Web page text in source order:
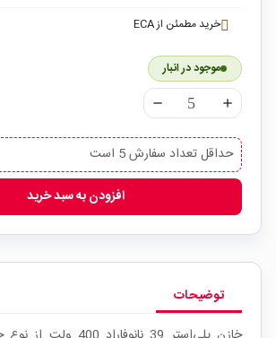
خرید مطمئن از ECA
موجود در انبار
remove add
حداقل تعداد سفارش 5 است
افزودن به سبد خرید
توضیحات